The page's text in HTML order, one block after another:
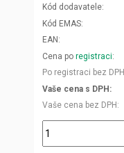
Kód dodavatele
Kód EMAS
EAN
Cena po registraci
Po registraci bez DPH
Vaše cena s DPH
Vaše cena bez DPH